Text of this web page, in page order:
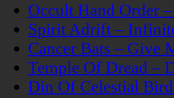
Occult Hand Order
Spirit Adrift –
Cancer Bats – Give
Temple Of Dread –
Din Of Celestial